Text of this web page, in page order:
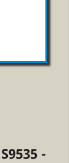
-